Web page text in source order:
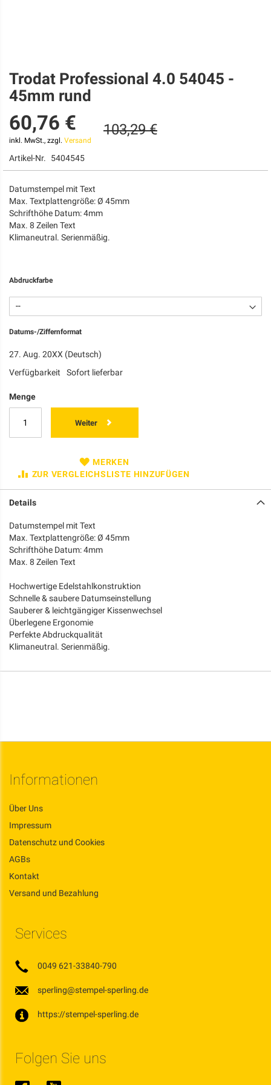
Zum
Anfang
der
springen
Trodat Professional 4.0 54045 -
45mm rund
60,76 €
inkl. MwSt., zzgl. Versand
103,29 €
Artikel-Nr. 5404545
Datumstempel mit Text
Max. Textplattengröße: Ø 45mm
Schrifthöhe Datum: 4mm
Max. 8 Zeilen Text
Klimaneutral. Serienmäßig.
Abdruckfarbe
Datums-/Ziffernformat
27. Aug. 20XX (Deutsch)
Verfügbarkeit
Sofort lieferbar
Menge
Weiter
MERKEN
ZUR VERGLEICHSLISTE HINZUFÜGEN
Details
Datumstempel mit Text
Max. Textplattengröße: Ø 45mm
Schrifthöhe Datum: 4mm
Max. 8 Zeilen Text
Hochwertige Edelstahlkonstruktion
Schnelle & saubere Datumseinstellung
Sauberer & leichtgängiger Kissenwechsel
Überlegene Ergonomie
Perfekte Abdruckqualität
Klimaneutral. Serienmäßig.
Informationen
Über Uns
Impressum
Datenschutz und Cookies
AGBs
Kontakt
Versand und Bezahlung
Services
0049 621-33840-790
sperling@stempel-sperling.de
https://stempel-sperling.de
Folgen Sie uns